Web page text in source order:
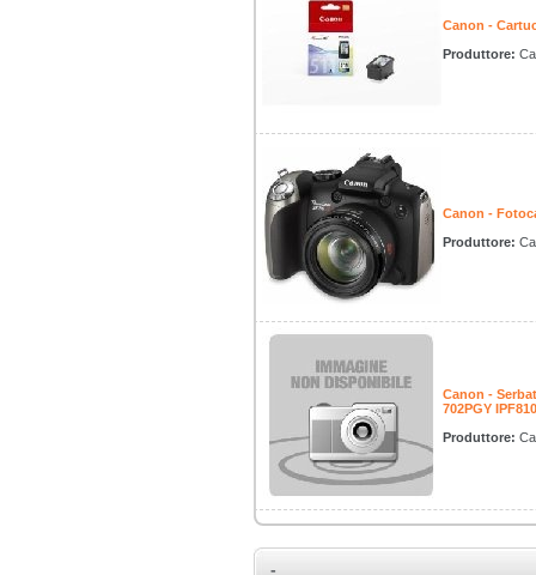
Canon -
Produttore:
Canon -
Produttore:
Canon -
702PGY
Produttore:
-